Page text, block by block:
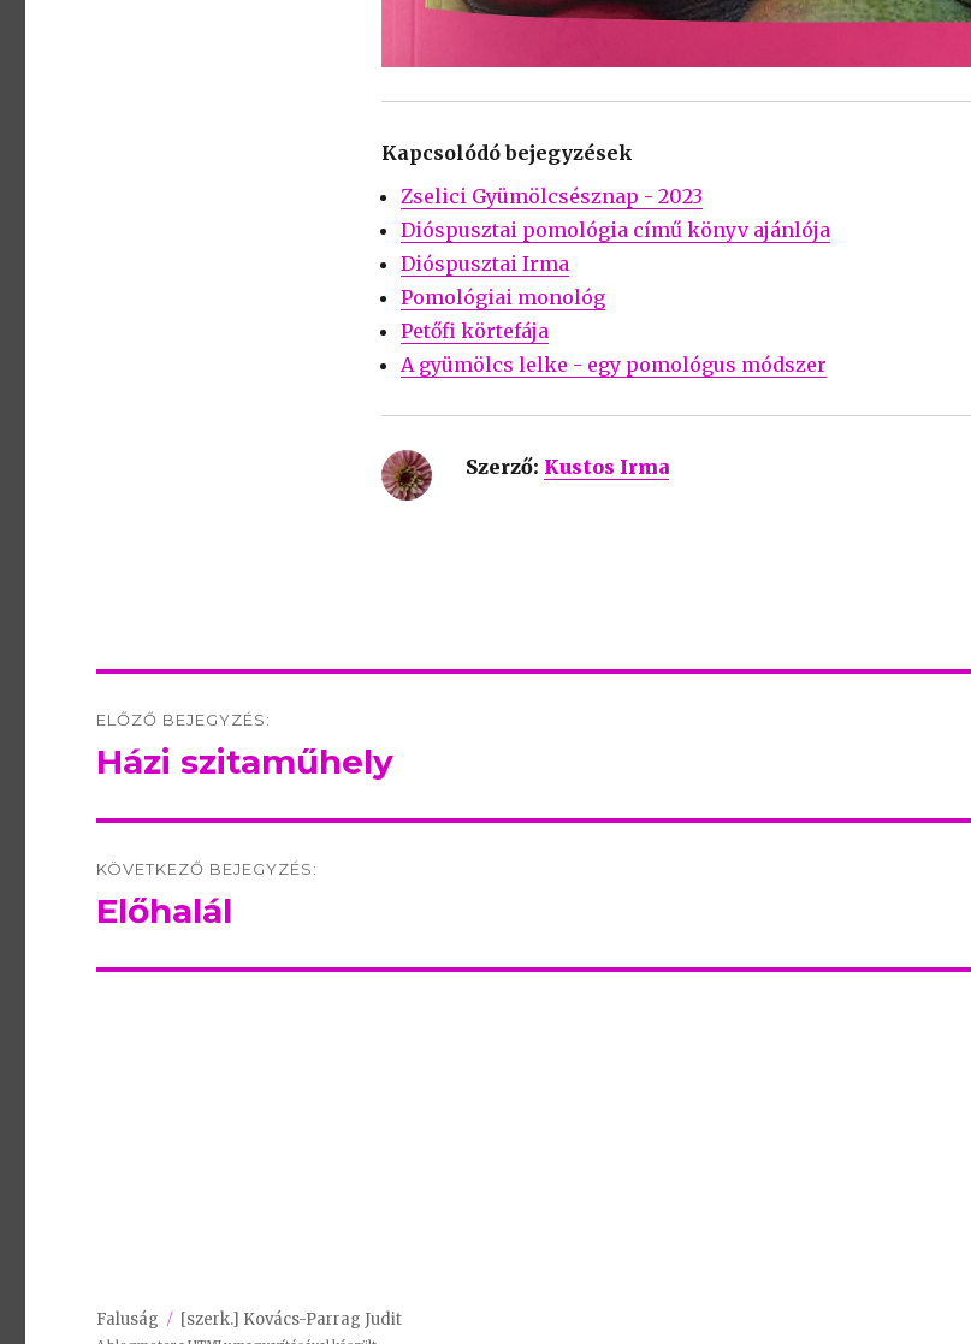
Kapcsolódó bejegyzések
Zselici Gyümölcsésznap - 2023
Dióspusztai pomológia című könyv ajánlója
Dióspusztai Irma
Pomológiai monológ
Petőfi körtefája
A gyümölcs lelke - egy pomológus módszer
Szerző: Kustos Irma
navigation
ELŐZŐ BEJEGYZÉS:
Előző
Házi szitaműhely
KÖVETKEZŐ BEJEGYZÉS:
Következő
Előhalál
Faluság [szerk.] Kovács-Parrag Judit